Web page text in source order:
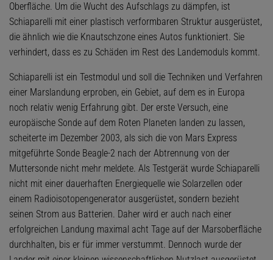
Oberfläche. Um die Wucht des Aufschlags zu dämpfen, ist
Schiaparelli mit einer plastisch verformbaren Struktur ausgerüstet,
die ähnlich wie die Knautschzone eines Autos funktioniert. Sie
verhindert, dass es zu Schäden im Rest des Landemoduls kommt.
Schiaparelli ist ein Testmodul und soll die Techniken und Verfahren
einer Marslandung erproben, ein Gebiet, auf dem es in Europa
noch relativ wenig Erfahrung gibt. Der erste Versuch, eine
europäische Sonde auf dem Roten Planeten landen zu lassen,
scheiterte im Dezember 2003, als sich die von Mars Express
mitgeführte Sonde Beagle-2 nach der Abtrennung von der
Muttersonde nicht mehr meldete. Als Testgerät wurde Schiaparelli
nicht mit einer dauerhaften Energiequelle wie Solarzellen oder
einem Radioisotopengenerator ausgerüstet, sondern bezieht
seinen Strom aus Batterien. Daher wird er auch nach einer
erfolgreichen Landung maximal acht Tage auf der Marsoberfläche
durchhalten, bis er für immer verstummt. Dennoch wurde der